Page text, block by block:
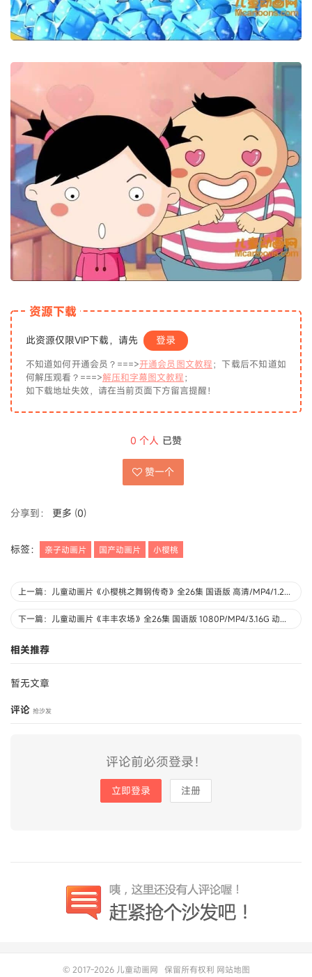
资源下载
此资源仅限VIP下载，请先 登录
不知道如何开通会员？===>开通会员图文教程；下载后不知道如
何解压观看？===>解压和字幕图文教程；
如下载地址失效，请在当前页面下方留言提醒！
0 个人 已赞
赞一个
分享到： 更多 (0)
标签： 亲子动画片 国产动画片 小樱桃
上一篇：儿童动画片《小樱桃之舞钢传奇》全26集 国语版 高清/MP4/1.24G 动画片小樱桃下载
下一篇：儿童动画片《丰丰农场》全26集 国语版 1080P/MP4/3.16G 动画片丰丰农场下载
相关推荐
暂无文章
评论 抢沙发
评论前必须登录！
立即登录 注册
© 2017-2026 儿童动画网 保留所有权利 网站地图